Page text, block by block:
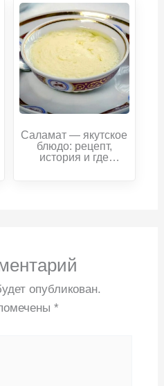
Саламат — якутское
блюдо: рецепт,
история и где
опубликован.
*